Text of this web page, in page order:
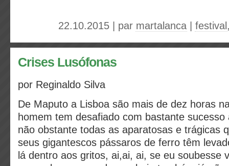
22.10.2015 | par martalanca festival
Crises Lusófonas
por Reginaldo Silva
De Maputo a Lisboa são mais de dez horas
homem tem desafiado com bastante
não obstante todas as aparatosas e trágicas
seus gigantescos pássaros de ferro têm
lá dentro aos gritos, ai,ai, ai, se eu soubesse